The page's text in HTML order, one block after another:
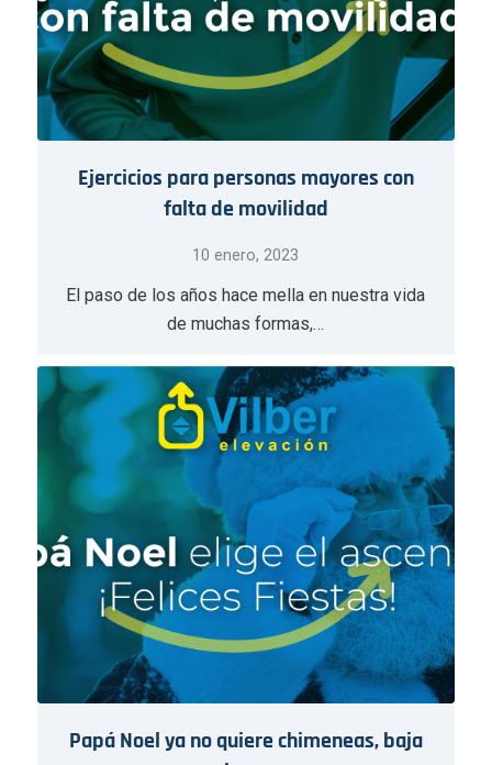
Ejercicios para personas mayores con
falta de movilidad
10 enero, 2023
El paso de los años hace mella en nuestra vida
de muchas formas,…
Papá Noel ya no quiere chimeneas, baja